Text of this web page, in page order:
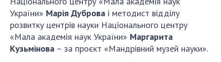
КОНТАКТИ
ПРОФСПІЛКА НАН УКРАЇНИ
України» Марія Дуброва і методист відділу
розвитку центрів науки Національного центру
«Мала академія наук України» Маргарита
Кузьмінова – за проєкт «Мандрівний музей науки».